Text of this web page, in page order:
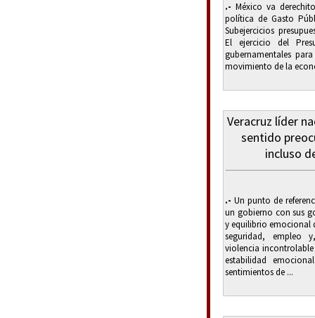
.- México va
política de Gasto
Subejercicios
El ejercicio del
gubernamentales
movimiento de la
Veracruz líder
sentido
incluso
.- Un punto de
un gobierno con sus
y equilibrio emocional
seguridad, empleo
violencia
estabilidad
sentimientos de ...